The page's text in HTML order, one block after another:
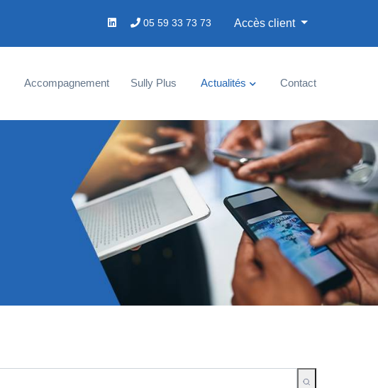
05 59 33 73 73 Accès client
Accompagnement Sully Plus Actualités Contact